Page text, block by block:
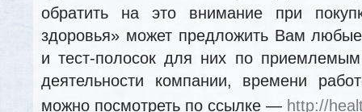
обратить на это внимание при
здоровья» может предложить Вам
и тест-полосок для них по
деятельности компании, времени
можно посмотреть по ссылке — http://